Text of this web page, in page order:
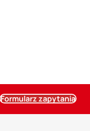
Formularz zapytania